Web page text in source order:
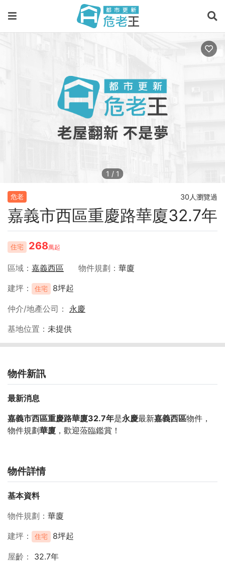
1 / 1
危老 30人瀏覽過
嘉義市西區重慶路華廈32.7年
住宅 268萬起
區域 嘉義西區 物件規劃
華廈
建坪
住宅 8坪起
仲介/地產公司
永慶
基地位置
未提供
物件新訊
最新消息
嘉義市西區重慶路華廈32.7年是永慶最新嘉義西區物件，
物件規劃華廈 ，歡迎蒞臨鑑賞！
物件詳情
基本資料
物件規劃
華廈
建坪
住宅 8坪起
屋齡
32.7年